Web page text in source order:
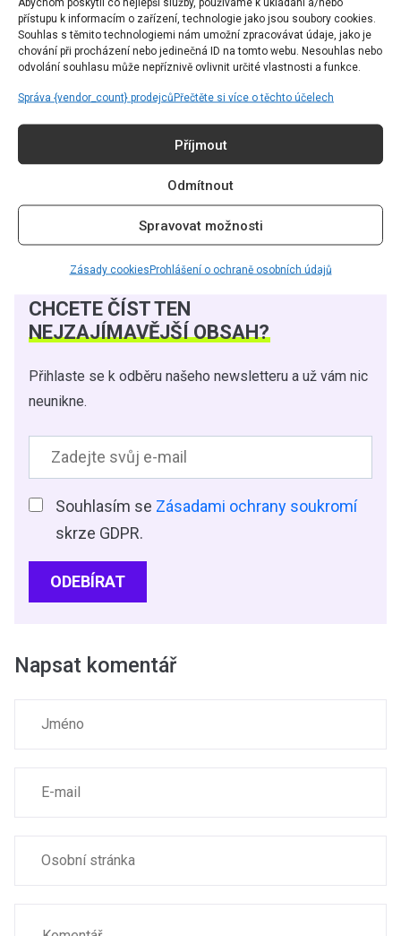
přístupu k informacím o zařízení, technologie jako jsou soubory cookies.
Souhlas s těmito technologiemi nám umožní zpracovávat údaje, jako je
chování při procházení nebo jedinečná ID na tomto webu. Nesouhlas nebo
odvolání souhlasu může nepříznivě ovlivnit určité vlastnosti a funkce.
Správa {vendor_count} prodejcůPřečtěte si více o těchto účelech
Příjmout
Odmítnout
Spravovat možnosti
Zásady cookiesProhlášení o ochraně osobních údajů
Které kousky zařadíte do letního šatníku vy?
Article & Interview Editor |
redakce@grapesmag.cz
CHCETE ČÍST TEN
NEJZAJÍMAVĚJŠÍ OBSAH?
Přihlaste se k odběru našeho newsletteru a už vám nic
neunikne.
Souhlasím se Zásadami ochrany soukromí
skrze GDPR.
ODEBÍRAT
Napsat komentář